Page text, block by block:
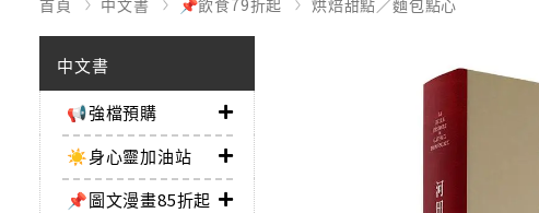
首頁 中文書 📌飲食79折起 烘焙甜點／麵包點心
中文書
📢強檔預購
☀️身心靈加油站
📌圖文漫畫85折起